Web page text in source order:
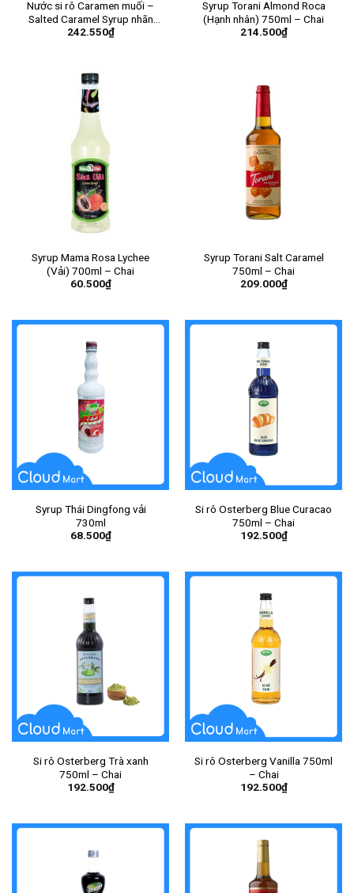
Nước si rô Caramen muối –
Salted Caramel Syrup nhãn
hiệu Monin 700ml – Chai
242.550₫
Syrup Torani Almond Roca
(Hạnh nhân) 750ml – Chai
214.500₫
Syrup Mama Rosa Lychee
(Vải) 700ml – Chai
60.500₫
Syrup Torani Salt Caramel
750ml – Chai
209.000₫
Syrup Thái Dingfong vải
730ml
68.500₫
Si rô Osterberg Blue Curacao
750ml – Chai
192.500₫
Si rô Osterberg Trà xanh
750ml – Chai
192.500₫
Si rô Osterberg Vanilla 750ml
– Chai
192.500₫